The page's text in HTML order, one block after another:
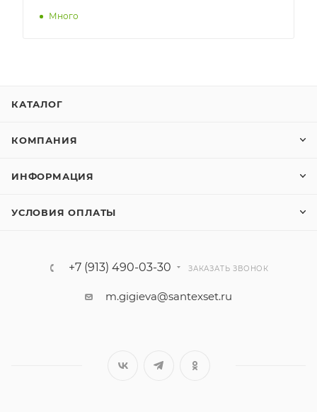
Много
КАТАЛОГ
КОМПАНИЯ
ИНФОРМАЦИЯ
УСЛОВИЯ ОПЛАТЫ
+7 (913) 490-03-30 ЗАКАЗАТЬ ЗВОНОК
m.gigieva@santexset.ru